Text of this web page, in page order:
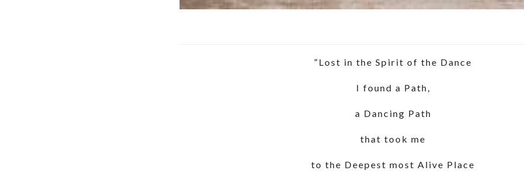
“Lost in the Spirit of the Dance
I found a Path,
a Dancing Path
that took me
to the Deepest most Alive Place